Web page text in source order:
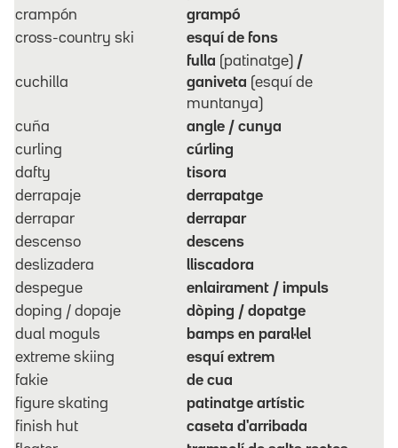
crampón
grampó
cross-country ski
esquí de fons
cuchilla
fulla (patinatge) /
ganiveta (esquí de
muntanya)
cuña
angle / cunya
curling
cúrling
dafty
tisora
derrapaje
derrapatge
derrapar
derrapar
descenso
descens
deslizadera
lliscadora
despegue
enlairament / impuls
doping / dopaje
dòping / dopatge
dual moguls
bamps en paral·lel
extreme skiing
esquí extrem
fakie
de cua
figure skating
patinatge artístic
finish hut
caseta d'arribada